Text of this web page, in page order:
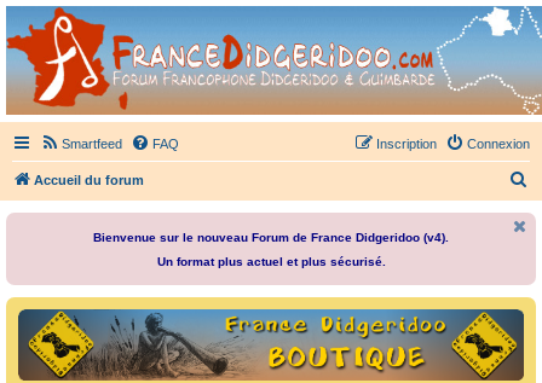
France Didgeridoo
Didgeridoo et Guimbarde sur France Didgeridoo - retrouvez la communauté.
Smartfeed FAQ Connexion
Inscription
Accueil du forum
e
Bienvenue sur le nouveau Forum de France Didgeridoo (v4).
Un format plus actuel et plus sécurisé.